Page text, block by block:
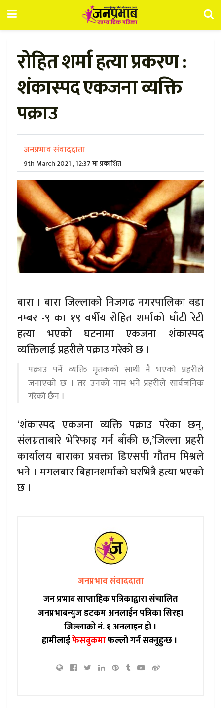
रोहित शर्मा हत्या प्रकरण :
शंकास्पद एकजना व्यक्ति
पक्राउ
जनप्रभाव संवाददाता
9th March 2021 , 12:37 मा प्रकाशित
बारा । बारा जिल्लाको निजगढ नगरपालिका वडा
नम्बर -९ का १९ वर्षीय रोहित शर्माको घाँटी रेटी
हत्या भएको घटनामा एकजना शंकास्पद
व्यक्तिलाई प्रहरीले पक्राउ गरेको छ ।
पक्राउ पर्ने व्यक्ति मृतकको साथी नै भएको प्रहरीले
जनाएको छ । तर उनको नाम भने प्रहरीले सार्वजनिक
गरेको छैन ।
‘शंकास्पद एकजना व्यक्ति पक्राउ परेका छन्,
संलग्नताबारे भेरिफाइ गर्न बाँकी छ,’जिल्ला प्रहरी
कार्यालय बाराका प्रवक्ता डिएसपी गौतम मिश्रले
भने । मगलबार बिहानशर्माको घरभित्रै हत्या भएको
छ ।
जनप्रभाव संवाददाता
जन प्रभाब साप्ताहिक पत्रिकाद्वारा संचालित
जनप्रभाबन्युज डटकम अनलाईन पत्रिका सिरहा
जिल्लाको नं. १ अनलाइन हो ।
हामीलाईफेसबुकमाफल्लो गर्न सक्नुहुन्छ ।